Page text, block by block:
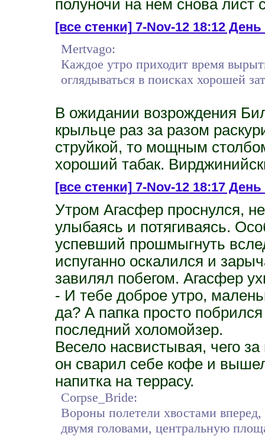
полуночи на нём снова лист
[все стенки]7-Nov-12 18:12 День
Mertvago:
Каждое утро приходит время
оглядываться в поисках хорошей
В ожидании возрождения
крыльце раз за разом
струйкой, то мощным
хороший табак.
[все стенки]7-Nov-12 18:17 День
Утром Агасфер проснулся,
улыбаясь и потягиваясь.
успевший прошмыгнуть
испуганно оскалился и
завилял побегом. Агасфер
- И тебе доброе утро,
да? А папка просто
последний холомойзер.
Весело насвистывая, чего
он сварил себе кофе и
напитка на террасу.
Corpse_Bride:
Вороны полетели хвостами вперед,
двумя головами, центральную